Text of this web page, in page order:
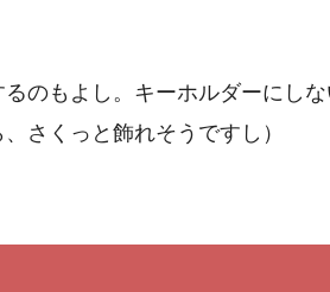
のもよし。キーホルダーにし
さくっと飾れそうですし）